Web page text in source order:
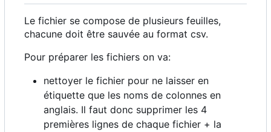
Le fichier se compose de plusieurs feuilles,
chacune doit être sauvée au format csv.
Pour préparer les fichiers on va:
nettoyer le fichier pour ne laisser en
étiquette que les noms de colonnes en
anglais. Il faut donc supprimer les 4
premières lignes de chaque fichier + la